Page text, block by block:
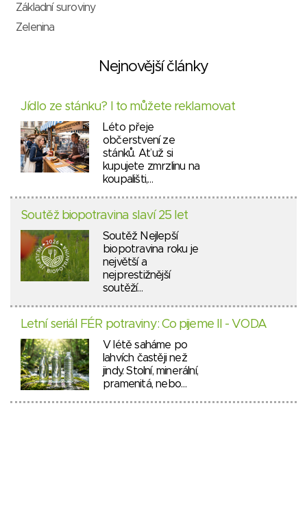
Základní suroviny
Zelenina
Nejnovější články
Jídlo ze stánku? I to můžete reklamovat
Léto přeje
občerstvení ze
stánků. Ať už si
kupujete zmrzlinu na
koupališti,…
Soutěž biopotravina slaví 25 let
Soutěž Nejlepší
biopotravina roku je
největší a
nejprestižnější
soutěží…
Letní seriál FÉR potraviny: Co pijeme II - VODA
V létě saháme po
lahvích častěji než
jindy. Stolní, minerální,
pramenitá, nebo…